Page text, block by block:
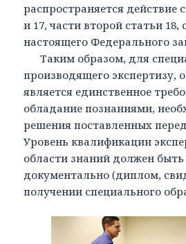
распространяется действие
и 17, части второй статьи 18,
настоящего Федерального
Таким образом, для
производящего экспертизу,
является единственное
обладание познаниями,
решения поставленных
Уровень квалификации
области знаний должен
документально (диплом,
получении специального